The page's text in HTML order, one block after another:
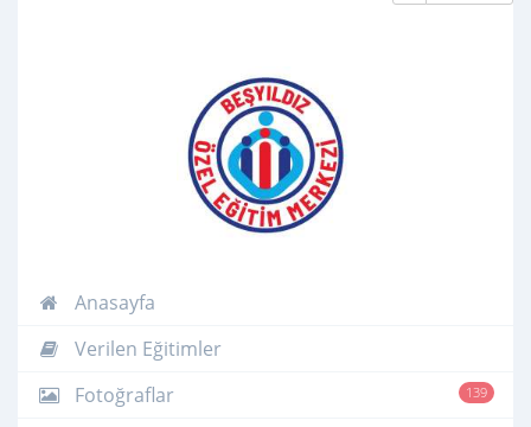
Anasayfa
Verilen Eğitimler
139
Fotoğraflar